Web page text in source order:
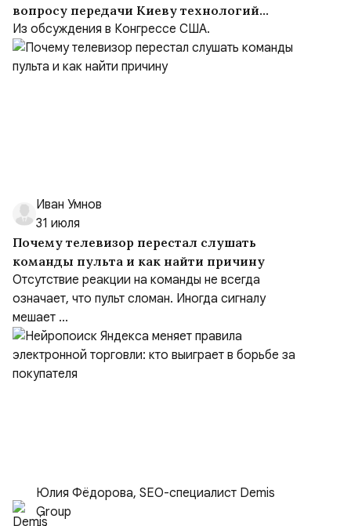
вопросу передачи Киеву технологий
производства Patriot
Из обсуждения в Конгрессе США.
Иван Умнов
31 июля
Почему телевизор перестал слушать
команды пульта и как найти причину
Отсутствие реакции на команды не всегда
означает, что пульт сломан. Иногда сигналу
мешает ...
Юлия Фёдорова, SEO-специалист Demis
Group